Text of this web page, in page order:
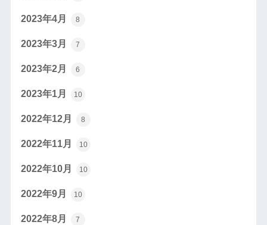
2023年4月 8
2023年3月 7
2023年2月 6
2023年1月 10
2022年12月 8
2022年11月 10
2022年10月 10
2022年9月 10
2022年8月 7